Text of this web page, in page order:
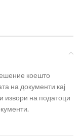
коешто
на документи кај
извори на податоци